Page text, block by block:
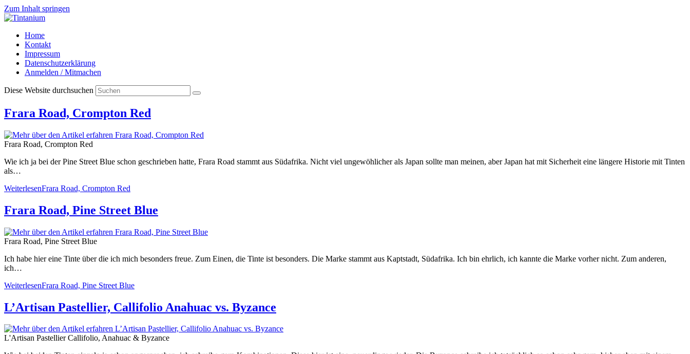
Zum Inhalt springen
Home
Kontakt
Impressum
Datenschutzerklärung
Anmelden / Mitmachen
Diese Website durchsuchen
Frara Road, Crompton Red
Frara Road, Crompton Red
Wie ich ja bei der Pine Street Blue schon geschrieben hatte, Frara Road stammt aus Südafrika. Nicht viel ungewöhlicher als Japan sollte man meinen, aber Japan hat mit Sicherheit eine längere Historie mit Tinten
als…
WeiterlesenFrara Road, Crompton Red
Frara Road, Pine Street Blue
Frara Road, Pine Street Blue
Ich habe hier eine Tinte über die ich mich besonders freue. Zum Einen, die Tinte ist besonders. Die Marke stammt aus Kaptstadt, Südafrika. Ich bin ehrlich, ich kannte die Marke vorher nicht. Zum anderen,
ich…
WeiterlesenFrara Road, Pine Street Blue
L’Artisan Pastellier, Callifolio Anahuac vs. Byzance
L'Artisan Pastellier Callifolio, Anahuac & Byzance